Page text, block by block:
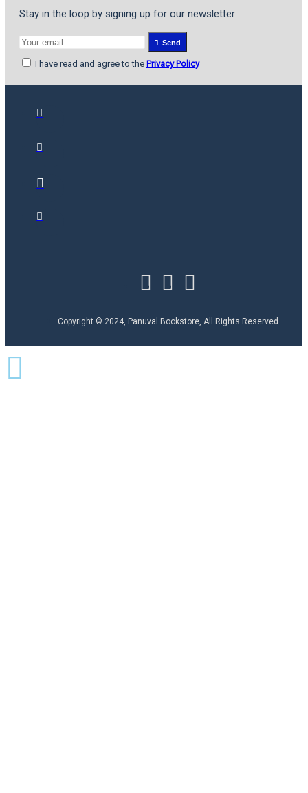
Stay in the loop by signing up for our newsletter
Send
I have read and agree to the Privacy Policy
Copyright © 2024, Panuval Bookstore, All Rights Reserved